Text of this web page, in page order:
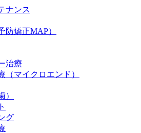
ナンス
防矯正MAP）
治療
（マイクロエンド）
）
グ